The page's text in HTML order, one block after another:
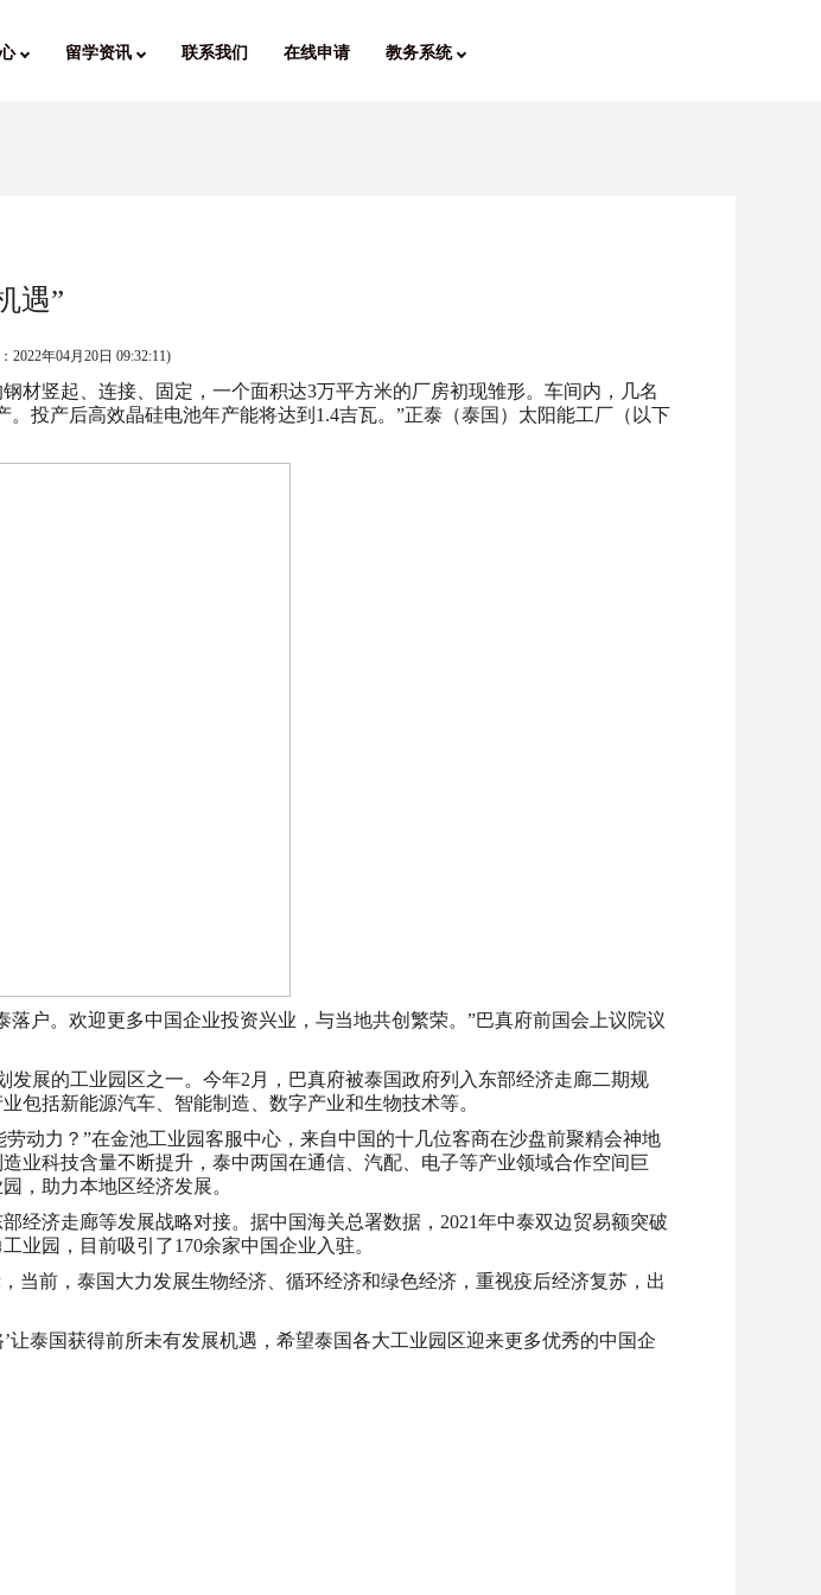
留学资讯 联系我们 在线申请 教务系统
遇”
2022年04月20日 09:32:11)
材竖起、连接、固定，一个面积达3万平方米的厂房初现雏形。车间内，几名
投产后高效晶硅电池年产能将达到1.4吉瓦。”正泰（泰国）太阳能工厂（以下
户。欢迎更多中国企业投资兴业，与当地共创繁荣。”巴真府前国会上议院议
展的工业园区之一。今年2月，巴真府被泰国政府列入东部经济走廊二期规
包括新能源汽车、智能制造、数字产业和生物技术等。
动力？”在金池工业园客服中心，来自中国的十几位客商在沙盘前聚精会神地
业科技含量不断提升，泰中两国在通信、汽配、电子等产业领域合作空间巨
，助力本地区经济发展。
经济走廊等发展战略对接。据中国海关总署数据，2021年中泰双边贸易额突破
业园，目前吸引了170余家中国企业入驻。
当前，泰国大力发展生物经济、循环经济和绿色经济，重视疫后经济复苏，出
泰国获得前所未有发展机遇，希望泰国各大工业园区迎来更多优秀的中国企